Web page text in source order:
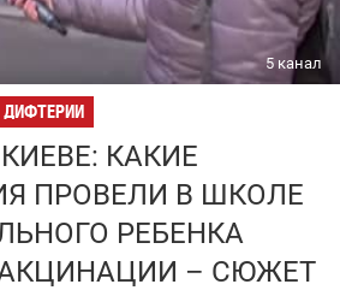
5 канал
КАКИЕ
ПРОВЕЛИ В ШКОЛЕ
РЕБЕНКА
– СЮЖЕТ